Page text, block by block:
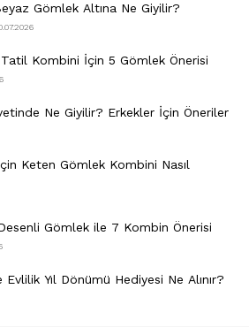
Gömlek Altına Ne Giyilir?
Kombini​ İçin 5 Gömlek Önerisi
Ne Giyilir​? Erkekler İçin Öneriler
Keten Gömlek Kombini Nasıl
Gömlek ile 7 Kombin Önerisi
Evlilik Yıl Dönümü Hediyesi Ne Alınır?